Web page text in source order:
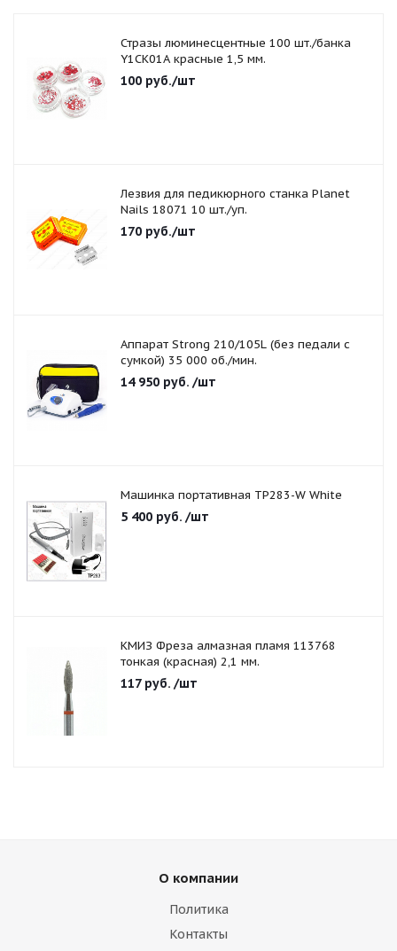
Стразы люминесцентные 100 шт./банка
Y1CK01A красные 1,5 мм.
100 руб./шт
Лезвия для педикюрного станка Planet
Nails 18071 10 шт./уп.
170 руб./шт
Аппарат Strong 210/105L (без педали с
сумкой) 35 000 об./мин.
14 950 руб. /шт
Машинка портативная TP283-W White
5 400 руб. /шт
КМИЗ Фреза алмазная пламя 113768
тонкая (красная) 2,1 мм.
117руб. /шт
О компании
Политика
Контакты